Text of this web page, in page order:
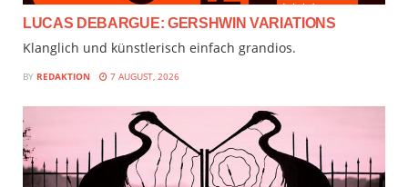
LUCAS DEBARGUE: GERSHWIN VARIATIONS
Klanglich und künstlerisch einfach grandios.
BY REDAKTION 7 AUGUST, 2026